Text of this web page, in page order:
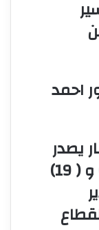
احمد
يصدر
قرارات إدارية بالأرقام (18) و ( 19)